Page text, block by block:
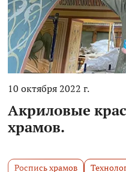
10 октября 2022 г.
Акриловые
храмов.
Роспись храмов